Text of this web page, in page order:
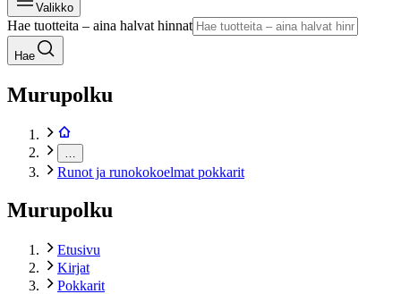
Valikko
Hae tuotteita – aina halvat hinnat
Hae
Murupolku
Runot ja runokokoelmat pokkarit
Murupolku
Etusivu
Kirjat
Pokkarit